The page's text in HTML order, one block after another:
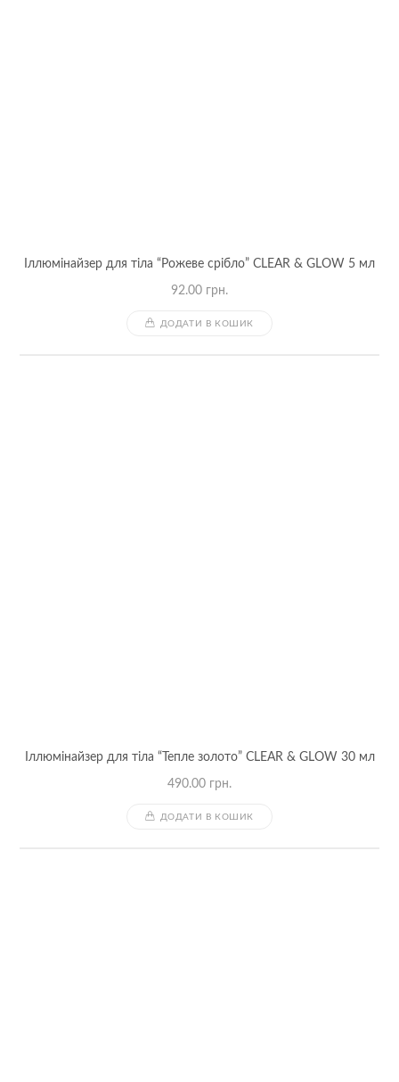
Іллюмінайзер для тіла “Рожеве срібло” CLEAR & GLOW 5 мл
92.00 грн.
ДОДАТИ В КОШИК
Іллюмінайзер для тіла “Тепле золото” CLEAR & GLOW 30 мл
490.00 грн.
ДОДАТИ В КОШИК